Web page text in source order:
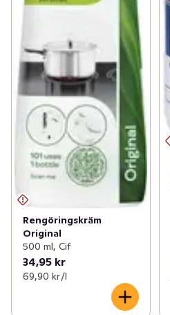
Rengöringskräm
Original
500 ml, Cif
34,95 kr
69,90 kr /l